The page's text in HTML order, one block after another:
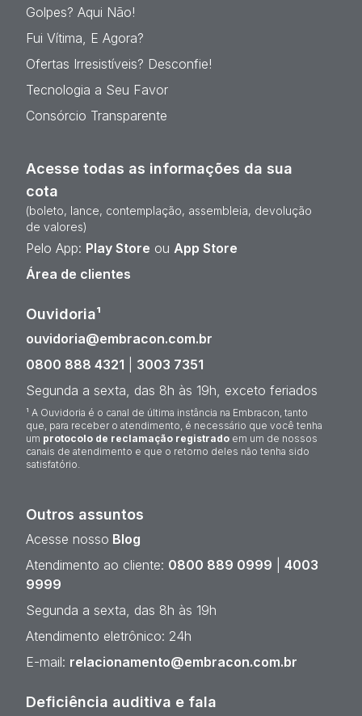
Golpes? Aqui Não!
Fui Vítima, E Agora?
Ofertas Irresistíveis? Desconfie!
Tecnologia a Seu Favor
Consórcio Transparente
Acesse todas as informações da sua
cota
(boleto, lance, contemplação, assembleia, devolução
de valores)
Pelo App: Play Store ou App Store
Área de clientes
Ouvidoria¹
ouvidoria@embracon.com.br
0800 888 4321
3003 7351
Segunda a sexta, das 8h às 19h, exceto feriados
¹ A Ouvidoria é o canal de última instância na Embracon, tanto
que, para receber o atendimento, é necessário que você tenha
um protocolo de reclamação registrado em um de nossos
canais de atendimento e que o retorno deles não tenha sido
satisfatório.
Outros assuntos
Acesse nosso Blog
Atendimento ao cliente: 0800 889 0999
4003
9999
Segunda a sexta, das 8h às 19h
Atendimento eletrônico: 24h
E-mail: relacionamento@embracon.com.br
Deficiência auditiva e fala